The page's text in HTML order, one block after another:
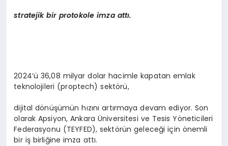
stratejik bir protokole imza attı.
2024’ü 36,08 milyar dolar hacimle kapatan emlak
teknolojileri (proptech) sektörü,
dijital dönüşümün hızını artırmaya devam ediyor. Son
olarak Apsiyon, Ankara Üniversitesi ve Tesis Yöneticileri
Federasyonu (TEYFED), sektörün geleceği için önemli
bir iş birliğine imza attı.